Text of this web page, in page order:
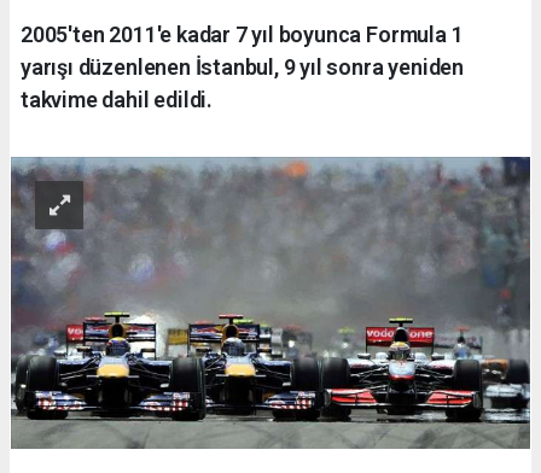
2005'ten 2011'e kadar 7 yıl boyunca Formula 1
yarışı düzenlenen İstanbul, 9 yıl sonra yeniden
takvime dahil edildi.